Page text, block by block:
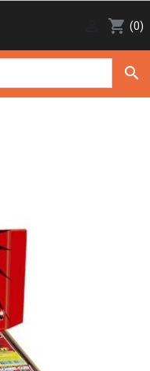
shopping_cart (0)
